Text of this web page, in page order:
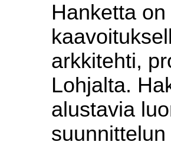
Hanketta
arkkitehti,
Lohjalta.
alustavia